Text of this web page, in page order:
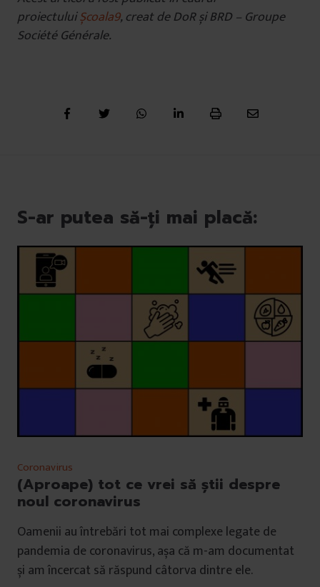
proiectuluiȘcoala9, creat de DoR și BRD – Groupe
Société Générale.
S-ar putea să-ți mai placă:
Coronavirus
(Aproape) tot ce vrei să știi despre
noul coronavirus
Oamenii au întrebări tot mai complexe legate de
pandemia de coronavirus, așa că m-am documentat
și am încercat să răspund câtorva dintre ele.